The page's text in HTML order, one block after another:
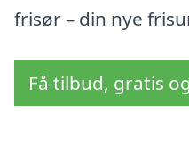
frisør – din nye
Få tilbud, gratis